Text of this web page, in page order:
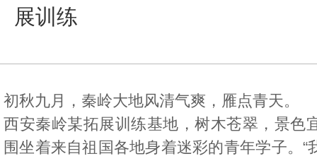
展训练
初秋九月，秦岭大地风清气爽，雁点青天。
西安秦岭某拓展训练基地，树木苍翠，景色
围坐着来自祖国各地身着迷彩的青年学子。